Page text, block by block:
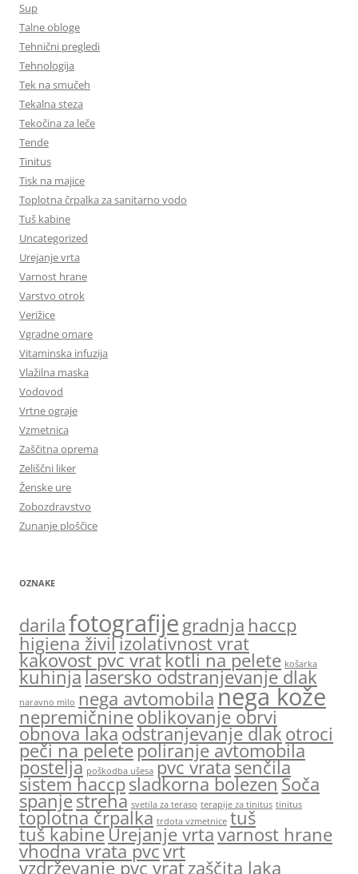
Sup
Talne obloge
Tehnični pregledi
Tehnologija
Tek na smučeh
Tekalna steza
Tekočina za leče
Tende
Tinitus
Tisk na majice
Toplotna črpalka za sanitarno vodo
Tuš kabine
Uncategorized
Urejanje vrta
Varnost hrane
Varstvo otrok
Verižice
Vgradne omare
Vitaminska infuzija
Vlažilna maska
Vodovod
Vrtne ograje
Vzmetnica
Zaščitna oprema
Zeliščni liker
Ženske ure
Zobozdravstvo
Zunanje ploščice
OZNAKE
darilafotografije gradnja haccp
higiena živilizolativnost vrat
kakovost pvc vratkotli na pelete košarka
kuhinjalasersko odstranjevanje dlak
naravno milo nega avtomobila nega kože
nepremičnineoblikovanje obrvi
obnova lakaodstranjevanje dlak otroci
peči na peletepoliranje avtomobila
postelja poškodba ušesa pvc vratasenčila
sistem haccpsladkorna bolezenSoča
spanjestreha svetila za teraso terapije za tinitus tinitus
toplotna črpalka trdota vzmetnice tuš
tuš kabineUrejanje vrtavarnost hrane
vhodna vrata pvcvrt
vzdrževanje pvc vratzaščita laka